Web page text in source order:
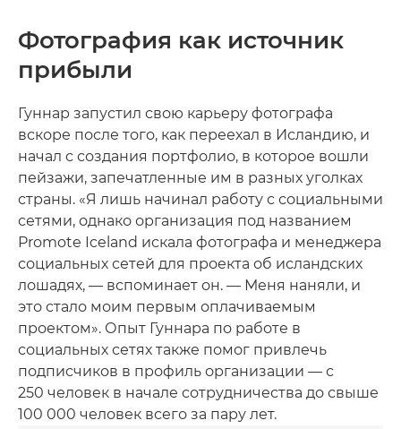
Фотография как источник
прибыли
Гуннар запустил свою карьеру фотографа
вскоре после того, как переехал в Исландию, и
начал с создания портфолио, в которое вошли
пейзажи, запечатленные им в разных уголках
страны. «Я лишь начинал работу с социальными
сетями, однако организация под названием
Promote Iceland искала фотографа и менеджера
социальных сетей для проекта об исландских
лошадях, — вспоминает он. — Меня наняли, и
это стало моим первым оплачиваемым
проектом». Опыт Гуннара по работе в
социальных сетях также помог привлечь
подписчиков в профиль организации — с
250 человек в начале сотрудничества до свыше
100 000 человек всего за пару лет.